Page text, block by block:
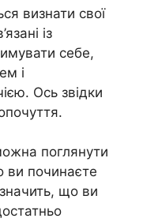
визнати свої
із
себе,
і
Ось звідки
поглянути
ви починаєте
що ви